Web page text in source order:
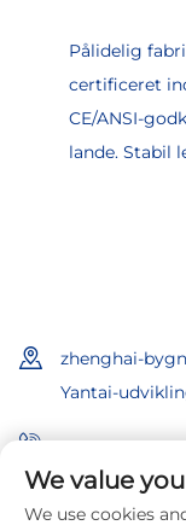
Pålidelig
certificeret
CE/ANSI-
lande. Stabil
zhenghai-
Yantai-
+86-
+86-
We value
We use cookies